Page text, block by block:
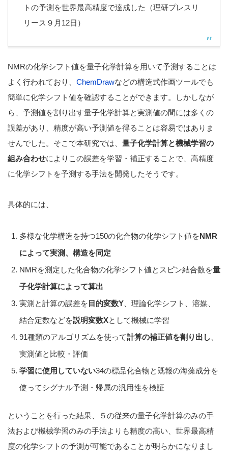
トの予測を世界最高精度で達成した（理研プレスリ
リース９月12日）
NMRの化学シフト値を量子化学計算を用いて予測することは
よく行われており、 ChemDrawなどの構造式作画ツールでも
簡単に化学シフト値を確認することができます。しかしなが
ら、予測値を割り出す量子化学計算と実測値の間には多くの
誤差があり、精度が高い予測値を得ることは容易ではありま
せんでした。そこで本研究では、 量子化学計算と機械学習の
組み合わせによりこの誤差を学習・補正することで、高精度
に化学シフトを予測する手法を開発したそうです。
具体的には、
多様な化学構造を持つ150の化合物の化学シフト値をNMR
によって実測、構造を同定
NMRを測定した化合物の化学シフト値とスピン結合数を量
子化学計算によって算出
実測と計算の誤差を 目的変数Y、理論化学シフト、溶媒、
結合定数などを説明変数Xとして機械に学習
91種類のアルゴリズムを使って計算の補正値を割り出し
実測値と比較・評価
学習に使用していない34の標品化合物と既報の海藻成分を
使ってシグナル予測・帰属の汎用性を検証
ということを行った結果、５の従来の量子化学計算のみの手
法および機械学習のみの手法よりも精度の高い、世界最高精
度の化学シフトの予測が可能であることが明らかになりまし